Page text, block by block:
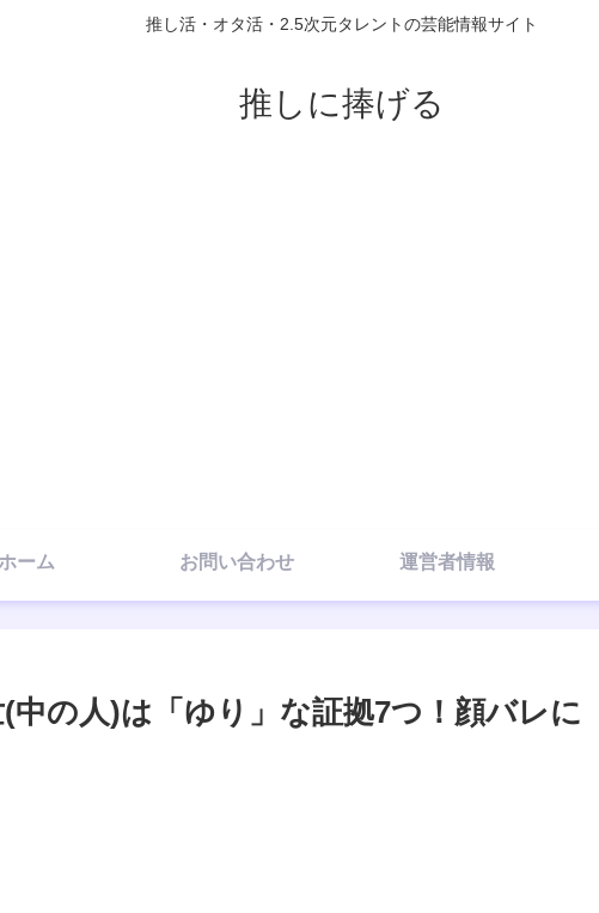
推し活・オタ活・2.5次元タレントの芸能情報サイト
推しに捧げる
ホーム お問い合わせ 運営者情報
(中の人)は「ゆり」な証拠7つ！顔バレに